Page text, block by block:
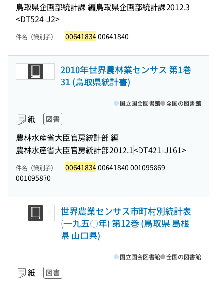
鳥取県企画部統計課 編鳥取県企画部統計課2012.3
<DT524-J2>
件名（識別子） 0064183400641840
2010年世界農林業センサス 第1巻
31 (鳥取県統計書)
紙 図書
農林水産省大臣官房統計部 編
農林水産省大臣官房統計部2012.1<DT421-J161>
国立国会図書館 全国の図書館
件名（識別子） 0064183400641840 001095869
001095870
世界農業センサス市町村別統計表
(一九五〇年) 第12巻 (鳥取県 島根
県 山口県)
紙 図書
国立国会図書館 全国の図書館